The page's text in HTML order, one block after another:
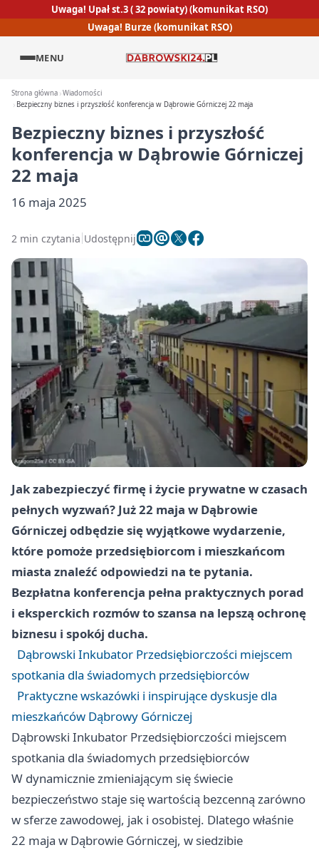
Uwaga! Upał st.3 ( 32 powiaty) (komunikat RSO)
Uwaga! Burze (komunikat RSO)
MENU
Strona główna Wiadomości
Bezpieczny biznes i przyszłość konferencja w Dąbrowie Górniczej 22 maja
Bezpieczny biznes i przyszłość
konferencja w Dąbrowie Górniczej
22 maja
16 maja 2025
2 min czytania Udostępnij
Jak zabezpieczyć firmę i życie prywatne w czasach
pełnych wyzwań? Już 22 maja w Dąbrowie
Górniczej odbędzie się wyjątkowe wydarzenie,
które pomoże przedsiębiorcom i mieszkańcom
miasta znaleźć odpowiedzi na te pytania.
Bezpłatna konferencja pełna praktycznych porad
i eksperckich rozmów to szansa na lepszą ochronę
biznesu i spokój ducha.
Dąbrowski Inkubator Przedsiębiorczości miejscem
spotkania dla świadomych przedsiębiorców
Praktyczne wskazówki i inspirujące dyskusje dla
mieszkańców Dąbrowy Górniczej
Dąbrowski Inkubator Przedsiębiorczości miejscem
spotkania dla świadomych przedsiębiorców
W dynamicznie zmieniającym się świecie
bezpieczeństwo staje się wartością bezcenną zarówno
w sferze zawodowej, jak i osobistej. Dlatego właśnie
22 maja w Dąbrowie Górniczej, w siedzibie